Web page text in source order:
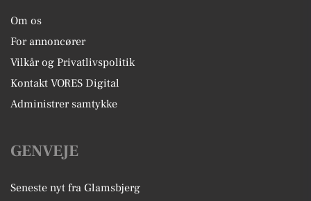
Om os
For annoncører
Vilkår og Privatlivspolitik
Kontakt VORES Digital
Administrer samtykke
GENVEJE
Seneste nyt fra Glamsbjerg